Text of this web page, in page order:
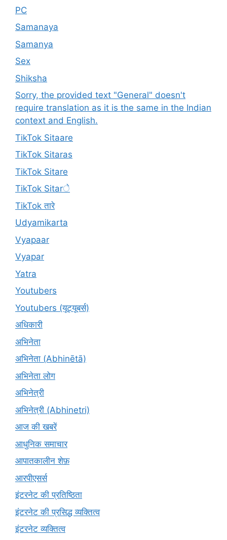
PC
Samanaya
Samanya
Sex
Shiksha
Sorry, the provided text "General" doesn't
require translation as it is the same in the Indian
context and English.
TikTok Sitaare
TikTok Sitaras
TikTok Sitare
TikTok Sitarे
TikTok तारे
Udyamikarta
Vyapaar
Vyapar
Yatra
Youtubers
Youtubers (यूट्यूबर्स)
अधिकारी
अभिनेता
अभिनेता (Abhinētā)
अभिनेता लोग
अभिनेत्री
अभिनेत्री (Abhinetri)
आज की खबरें
आधुनिक समाचार
आपातकालीन शेफ़
आरपीएसर्स
इंटरनेट की प्रतिष्ठिता
इंटरनेट की प्रसिद्ध व्यक्तित्व
इंटरनेट व्यक्तित्व